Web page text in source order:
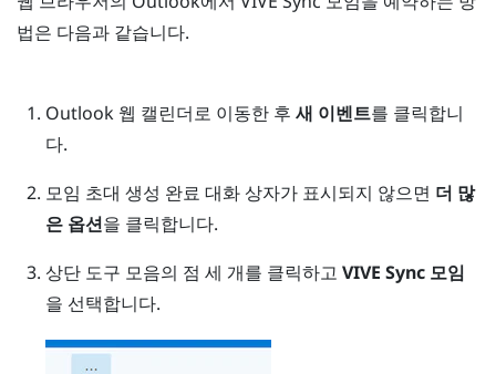
법은 다음과 같습니다.
Outlook웹 캘린더로 이동한 후 새 이벤트를 클릭합니
다.
모임 초대 생성 완료 대화 상자가 표시되지 않으면 더 많
은 옵션을 클릭합니다.
상단 도구 모음의 점 세 개를 클릭하고 VIVE Sync 모임
을 선택합니다.